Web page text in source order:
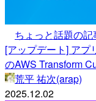
ちょっと話題の記
[アップデート] アプ
のAWS Transform
荒平 祐次(arap)
2025.12.02